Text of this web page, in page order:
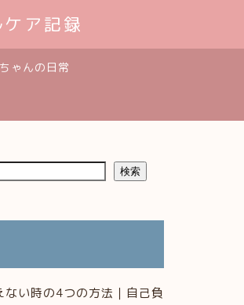
ア記録
ゃんの日常
検索
ない時の4つの方法｜自己負